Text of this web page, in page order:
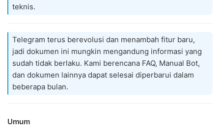
teknis.
Telegram terus berevolusi dan menambah fitur baru,
jadi dokumen ini mungkin mengandung informasi yang
sudah tidak berlaku. Kami berencana FAQ, Manual Bot,
dan dokumen lainnya dapat selesai diperbarui dalam
beberapa bulan.
Umum